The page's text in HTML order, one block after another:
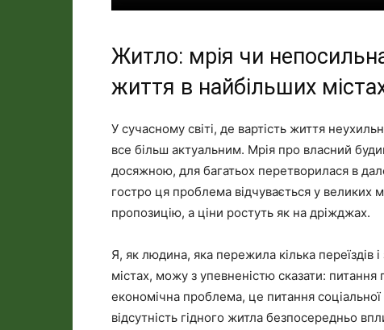
Житло: мрія чи
життя в найбільших
У сучасному світі, де вартість життя
все більш актуальним. Мрія про власний
досяжною, для багатьох перетворилася в
гостро ця проблема відчувається у великих
пропозицію, а ціни ростуть як на дріжджах.
Я, як людина, яка пережила кілька переїздів
містах, можу з упевненістю сказати:
економічна проблема, це питання соціальної
відсутність гідного житла безпосередньо